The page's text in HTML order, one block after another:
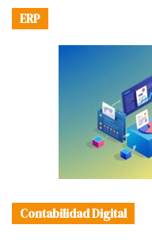
ERP
Contabilidad Digital